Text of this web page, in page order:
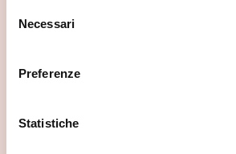
delNecessari
Preferenze
Statistiche